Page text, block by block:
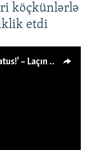
köçkünlərlə
etdi
'Ya təklif olunan ev, ya status!' – Laçın köçkünü: 'Laçından başqa heç hara!'